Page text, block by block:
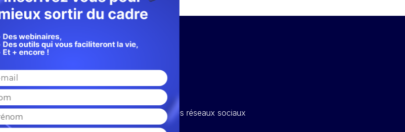
Nos missions ✔️
Photographies et prises de rush pour les réseaux sociaux
Mise en scène de la destination.